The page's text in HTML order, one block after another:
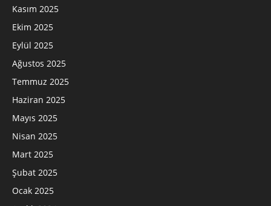
Kasım 2025
Ekim 2025
Eylül 2025
Ağustos 2025
Temmuz 2025
Haziran 2025
Mayıs 2025
Nisan 2025
Mart 2025
Şubat 2025
Ocak 2025